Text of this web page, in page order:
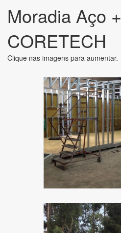
Moradia Aço +
CORETECH
Clique nas imagens para aumentar.